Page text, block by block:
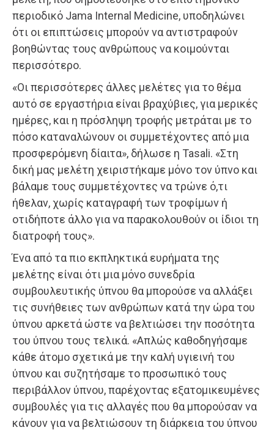
περιοδικό Jama Internal Medicine, υποδηλώνει
ότι οι επιπτώσεις μπορούν να αντιστραφούν
βοηθώντας τους ανθρώπους να κοιμούνται
περισσότερο.
«Οι περισσότερες άλλες μελέτες για το θέμα
αυτό σε εργαστήρια είναι βραχύβιες, για μερικές
ημέρες, και η πρόσληψη τροφής μετράται με το
πόσο καταναλώνουν οι συμμετέχοντες από μια
προσφερόμενη δίαιτα», δήλωσε η Tasali. «Στη
δική μας μελέτη χειριστήκαμε μόνο τον ύπνο και
βάλαμε τους συμμετέχοντες να τρώνε ό,τι
ήθελαν, χωρίς καταγραφή των τροφίμων ή
οτιδήποτε άλλο για να παρακολουθούν οι ίδιοι τη
διατροφή τους».
Ένα από τα πιο εκπληκτικά ευρήματα της
μελέτης είναι ότι μια μόνο συνεδρία
συμβουλευτικής ύπνου θα μπορούσε να αλλάξει
τις συνήθειες των ανθρώπων κατά την ώρα του
ύπνου αρκετά ώστε να βελτιώσει την ποσότητα
του ύπνου τους τελικά. «Απλώς καθοδηγήσαμε
κάθε άτομο σχετικά με την καλή υγιεινή του
ύπνου και συζητήσαμε το προσωπικό τους
περιβάλλον ύπνου, παρέχοντας εξατομικευμένες
συμβουλές για τις αλλαγές που θα μπορούσαν να
κάνουν για να βελτιώσουν τη διάρκεια του ύπνου